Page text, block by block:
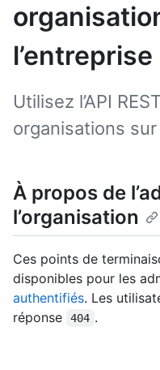
l’entreprise
Utilisez l’API
organisations
À propos de
l’organisation
Ces points de
disponibles pour les
authentifiés. Les
réponse
404 .